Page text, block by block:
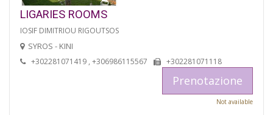
LIGARIES ROOMS
IOSIF DIMITRIOU RIGOUTSOS
SYROS - KINI
+302281071419 , +306986115567 +302281071118
Prenotazione
Not available